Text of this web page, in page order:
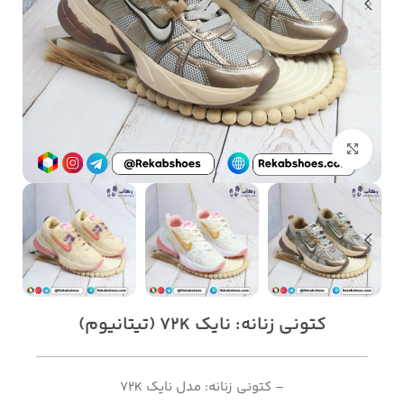
کتونی زنانه: نایک 72K (تیتانیوم)
– کتونی زنانه: مدل نایک 72K
بزرگنمایی تصویر